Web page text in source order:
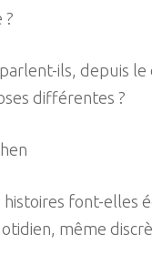
?
ils, depuis
différentes ?
histoires font-elles
même